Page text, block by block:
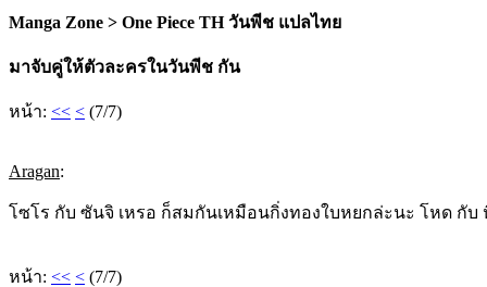
Manga Zone > One Piece TH วันพีช แปลไทย
มาจับคู่ให้ตัวละครในวันพีช กัน
หน้า: << < (7/7)
Aragan:
โซโร กับ ซันจิ เหรอ ก็สมกันเหมือนกิ่งทองใบหยกล่ะนะ โหด กับ
หน้า: << < (7/7)